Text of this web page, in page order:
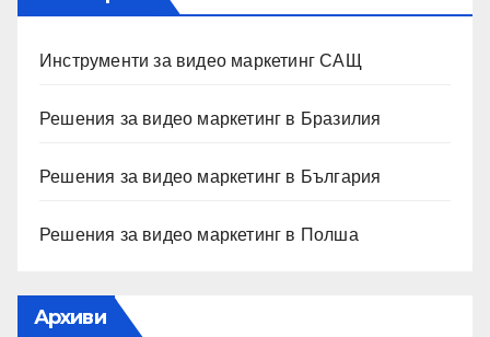
Инструменти за видео маркетинг САЩ
Решения за видео маркетинг в Бразилия
Решения за видео маркетинг в България
Решения за видео маркетинг в Полша
Архиви